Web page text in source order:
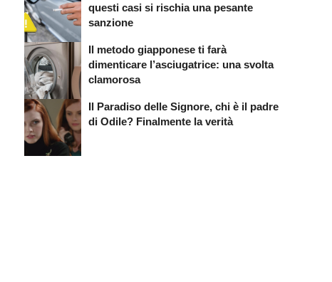
questi casi si rischia una pesante
sanzione
Il metodo giapponese ti farà
dimenticare l’asciugatrice: una svolta
clamorosa
Il Paradiso delle Signore, chi è il padre
di Odile? Finalmente la verità